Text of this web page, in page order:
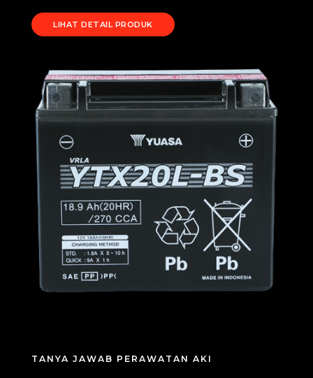
LIHAT DETAIL PRODUK
TANYA JAWAB PERAWATAN AKI